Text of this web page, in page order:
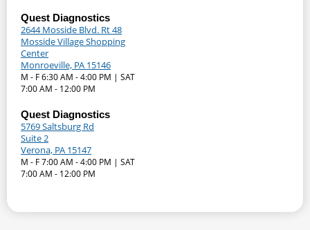
Quest Diagnostics
2644 Mosside Blvd. Rt 48
Mosside Village Shopping
Center
Monroeville, PA 15146
M - F 6:30 AM - 4:00 PM | SAT
7:00 AM - 12:00 PM
Quest Diagnostics
5769 Saltsburg Rd
Suite 2
Verona, PA 15147
M - F 7:00 AM - 4:00 PM | SAT
7:00 AM - 12:00 PM